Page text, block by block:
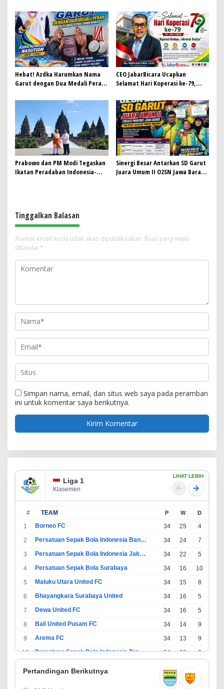
Darurat Obat Keras Ilegal
Pendidikan, Disdik dan DPRD Siap
Turun ke Lapangan
Hebat! Azdka Harumkan Nama
Garut dengan Dua Medali Perak
CEO JabarBicara Ucapkan
Selamat Hari Koperasi ke-79,
Kebangkitan Ekonomi Nasional
Prabowo dan PM Modi Tegaskan
Ikatan Peradaban Indonesia-
Sinergi Besar Antarkan SD Garut
Juara Umum II O2SN Jawa Barat
Tinggalkan Balasan
Alamat email Anda tidak akan dipublikasikan. Ruas yang wajib
ditandai *
Simpan nama, email, dan situs web saya pada peramban
ini untuk komentar saya berikutnya.
Liga 1
Klasemen
LIHAT LEBIH
# TEAM P W D
1 Borneo FC 34 25 4
2
Persatuan Sepak Bola Indonesia Bandung 34 24 7
3
Persatuan Sepak Bola Indonesia Jakarta 34 22 5
4
Persatuan Sepak Bola Surabaya 34 16 10
5
Maluku Utara United FC 34 15 8
6
Bhayangkara Surabaya United 34 16 5
7
Dewa United FC 34 16 5
8
Bali United Pusam FC 34 14 9
9
Arema FC 34 13 9
10
Persatuan Sepak Bola Indonesia Tangerang 34 13 6
34 11
Pertandingan Berikutnya